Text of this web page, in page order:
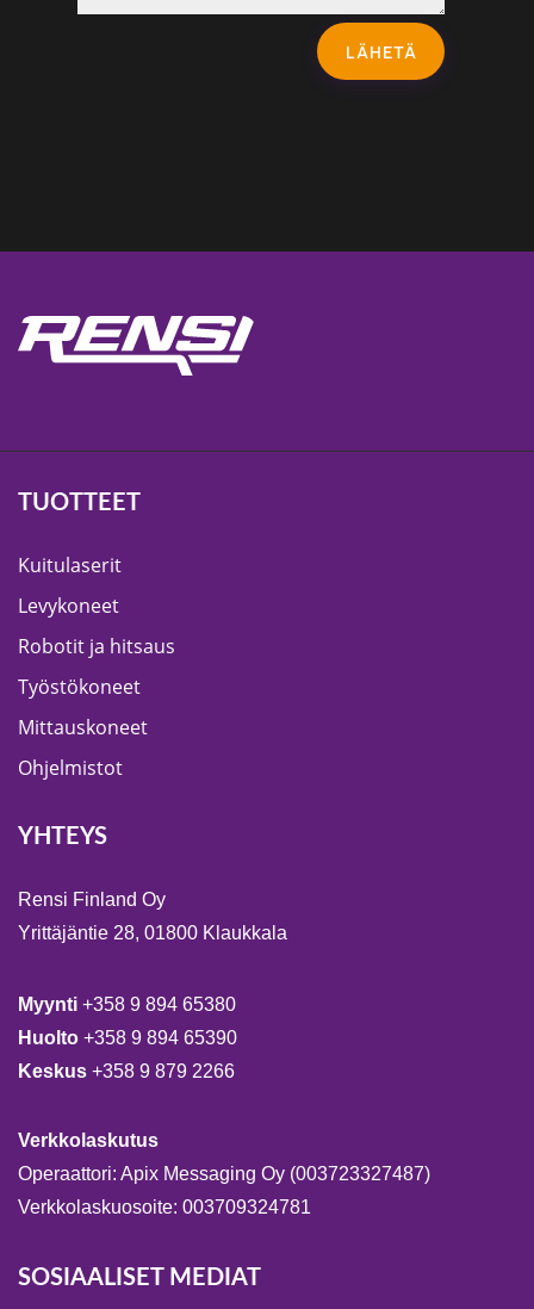
LÄHETÄ
TUOTTEET
Kuitulaserit
Levykoneet
Robotit ja hitsaus
Työstökoneet
Mittauskoneet
Ohjelmistot
YHTEYS
Rensi Finland Oy
Yrittäjäntie 28, 01800 Klaukkala
Myynti +358 9 894 65380
Huolto +358 9 894 65390
Keskus +358 9 879 2266
Verkkolaskutus
Operaattori: Apix Messaging Oy (003723327487)
Verkkolaskuosoite: 003709324781
SOSIAALISET MEDIAT